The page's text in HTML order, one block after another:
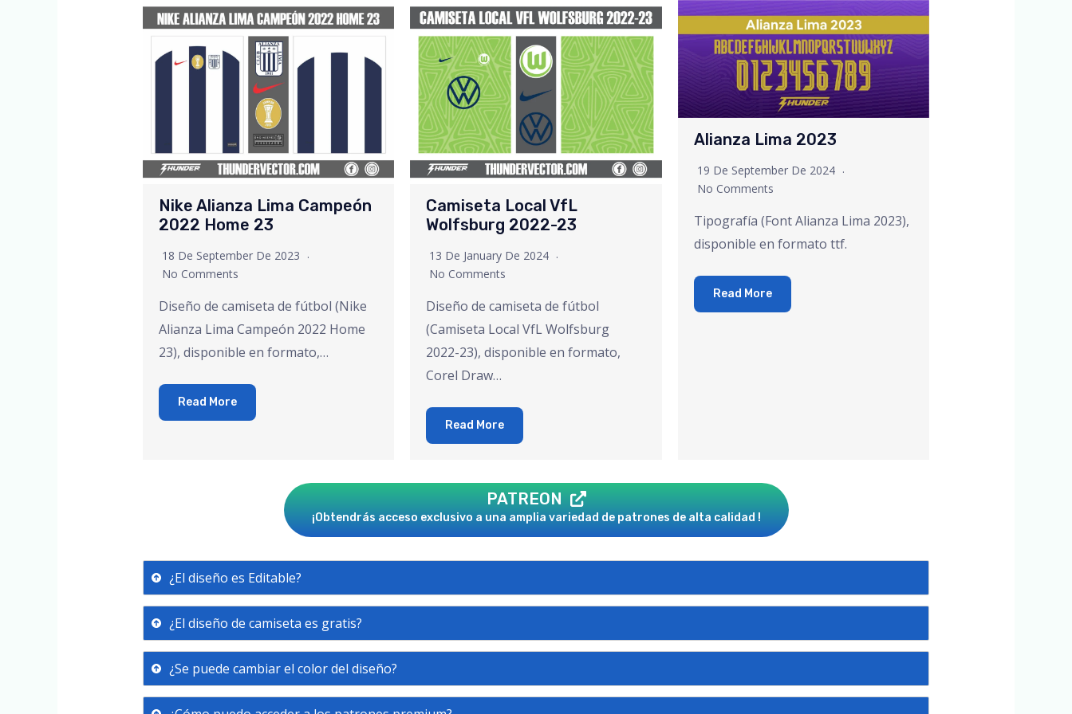
Nike Alianza Lima Campeón
2022 Home 23
18 De September De 2023
No Comments
Diseño de camiseta de fútbol (Nike
Alianza Lima Campeón 2022 Home
23), disponible en formato,…
Read More
Camiseta Local VfL
Wolfsburg 2022-23
13 De January De 2024
No Comments
Diseño de camiseta de fútbol
(Camiseta Local VfL Wolfsburg
2022-23), disponible en formato,
Corel Draw…
Read More
Alianza Lima 2023
19 De September De 2024
No Comments
Tipografía (Font Alianza Lima 2023),
disponible en formato ttf.
Read More
PATREON
¡Obtendrás acceso exclusivo a una amplia variedad de patrones de alta calidad !
¿El diseño es Editable?
¿El diseño de camiseta es gratis?
¿Se puede cambiar el color del diseño?